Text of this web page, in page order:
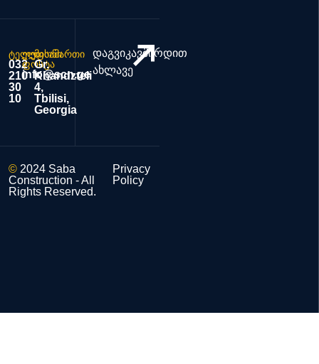
ტელეფონი
032
210
30
10
ელ.
ფოსტა
info@scn.ge
მისამართი
Gr.
Khandzteli
4,
Tbilisi,
Georgia
დაგვიკავშირდით
ახლავე
© 2024 Saba
Construction - All
Rights Reserved.
Privacy
Policy